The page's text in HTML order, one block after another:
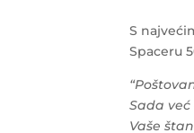
S
Spaceru
Sada
Vaše